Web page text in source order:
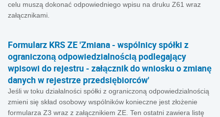
celu muszą dokonać odpowiedniego wpisu na druku Z61 wraz
załącznikami.
Formularz KRS ZE 'Zmiana - wspólnicy spółki z
ograniczoną odpowiedzialnością podlegający
wpisowi do rejestru - załącznik do wniosku o zmianę
danych w rejestrze przedsiębiorców'
Jeśli w toku działalności spółki z ograniczoną odpowiedzialnością
zmieni się skład osobowy wspólników konieczne jest złożenie
formularza Z3 wraz z załącznikiem ZE. Ten ostatni zawiera listę